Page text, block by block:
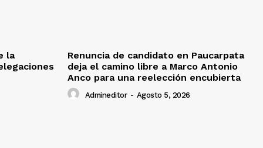
la
Renuncia de candidato en Paucarpata
deja el camino libre a Marco Antonio
Anco para una reelección encubierta
Admineditor - Agosto 5, 2026